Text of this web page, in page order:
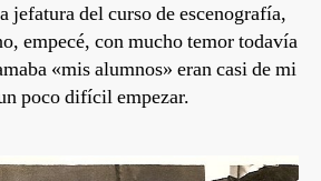
jefatura del curso de escenografía,
empecé, con mucho temor todavía
«mis alumnos» eran casi de mi
poco difícil empezar.